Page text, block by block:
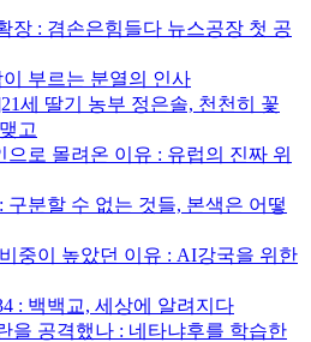
장 : 겸손은힘들다 뉴스공장 첫 공
부르는 분열의 인사
세 딸기 농부 정은솔, 천천히 꽃
고
으로 몰려온 이유 : 유럽의 진짜 위
구분할 수 없는 것들, 본색은 어떻
중이 높았던 이유 : AI강국을 위한
: 백백교, 세상에 알려지다
을 공격했나 : 네타냐후를 학습한